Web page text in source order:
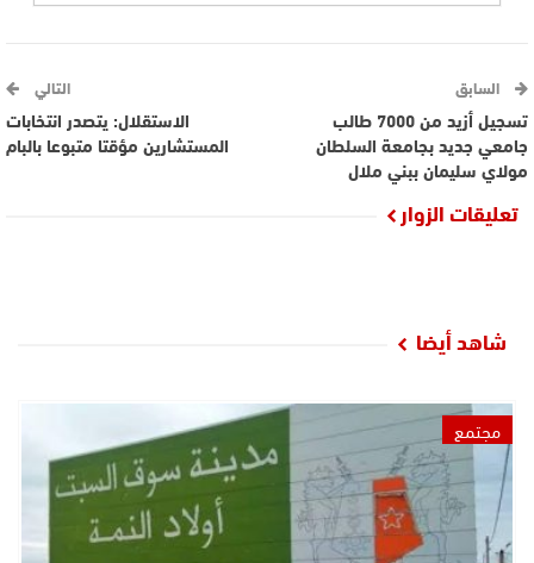
السابق
تسجيل أزيد من 7000 طالب
جامعي جديد بجامعة السلطان
مولاي سليمان ببني ملال
التالي
الاستقلال: يتصدر انتخابات
المستشارين مؤقتا متبوعا بالبام
تعليقات الزوار
شاهد أيضا
مجتمع